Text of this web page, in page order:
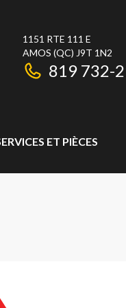
1151 RTE 111 E
AMOS (QC) J9T 1N2
819 732-
ET PIÈCES